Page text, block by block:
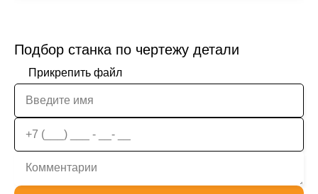
Подбор станка по чертежу детали
Прикрепить файл